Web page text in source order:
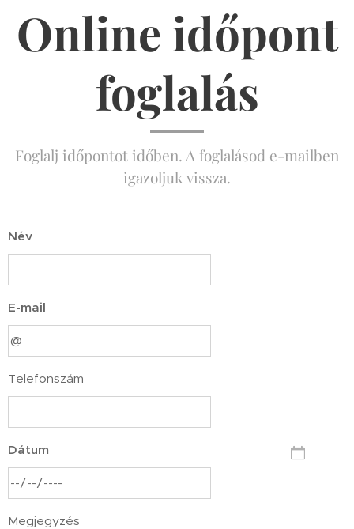
Online időpont
foglalás
Foglalj időpontot időben. A foglalásod e-mailben
igazoljuk vissza.
Név
E-mail
Telefonszám
Dátum
Megjegyzés